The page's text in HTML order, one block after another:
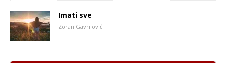
Imati sve
Zoran Gavrilović